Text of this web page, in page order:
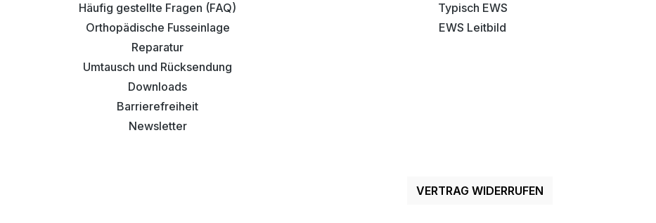
Häufig gestellte Fragen (FAQ)
Orthopädische Fusseinlage
Reparatur
Umtausch und Rücksendung
Downloads
Barrierefreiheit
Newsletter
Typisch EWS
EWS Leitbild
VERTRAG WIDERRUFEN